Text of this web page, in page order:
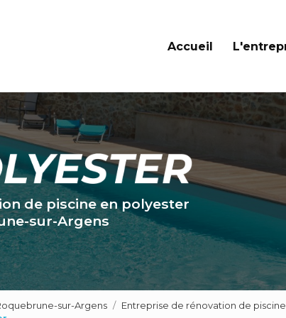
Accueil
de piscine en polyester
sur-Argens
sur-Argens
Entreprise de rénovation de